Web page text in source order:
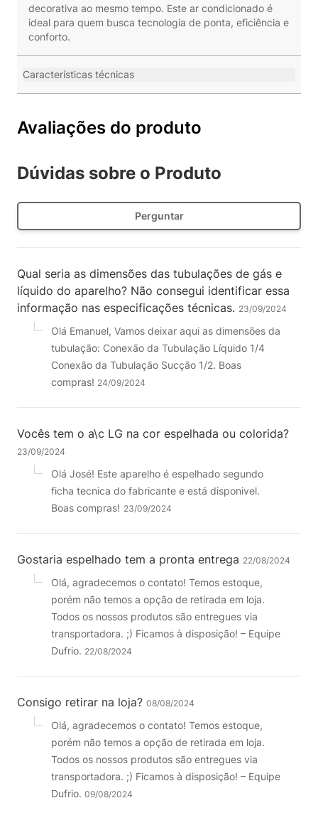
decorativa ao mesmo tempo. Este ar condicionado é
ideal para quem busca tecnologia de ponta, eficiência e
conforto.
Características técnicas
Avaliações do produto
Dúvidas sobre o Produto
Perguntar
Qual seria as dimensões das tubulações de gás e
líquido do aparelho? Não consegui identificar essa
informação nas especificações técnicas. 23/09/2024
Olá Emanuel, Vamos deixar aqui as dimensões da
tubulação: Conexão da Tubulação Líquido 1/4
Conexão da Tubulação Sucção 1/2. Boas
compras! 24/09/2024
Vocês tem o a\c LG na cor espelhada ou colorida?
23/09/2024
Olá José! Este aparelho é espelhado segundo
ficha tecnica do fabricante e está disponivel.
Boas compras! 23/09/2024
Gostaria espelhado tem a pronta entrega 22/08/2024
Olá, agradecemos o contato! Temos estoque,
porém não temos a opção de retirada em loja.
Todos os nossos produtos são entregues via
transportadora. ;) Ficamos à disposição! – Equipe
Dufrio. 22/08/2024
Consigo retirar na loja? 08/08/2024
Olá, agradecemos o contato! Temos estoque,
porém não temos a opção de retirada em loja.
Todos os nossos produtos são entregues via
transportadora. ;) Ficamos à disposição! – Equipe
Dufrio. 09/08/2024